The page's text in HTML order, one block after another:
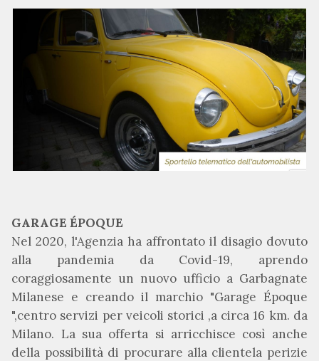
GARAGE ÉPOQUE
Nel 2020, l'Agenzia ha affrontato il disagio dovuto
alla pandemia da Covid-19, aprendo
coraggiosamente un nuovo ufficio a Garbagnate
Milanese e creando il marchio "Garage Époque
",centro servizi per veicoli storici ,a circa 16 km. da
Milano. La sua offerta si arricchisce così anche
della possibilità di procurare alla clientela perizie